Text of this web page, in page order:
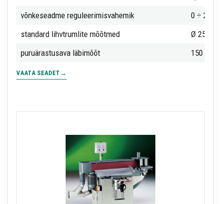
võnkeseadme reguleerimisvahemik
0 ÷ 20
standard lihvtrumlite mõõtmed
Ø 25-30-
puruärastusava läbimõõt
150 mm
VAATA SEADET